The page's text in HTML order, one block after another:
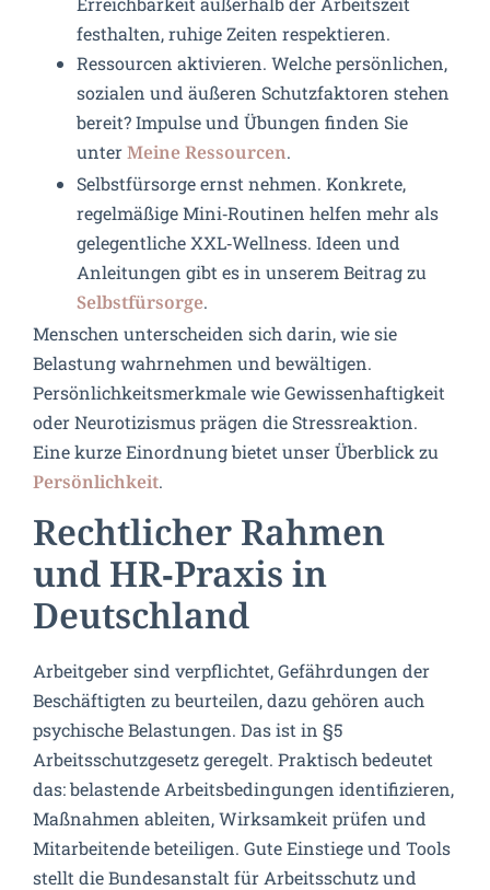
festhalten, ruhige Zeiten respektieren.
Ressourcen aktivieren. Welche persönlichen,
sozialen und äußeren Schutzfaktoren stehen
bereit? Impulse und Übungen finden Sie
unter Meine Ressourcen.
Selbstfürsorge ernst nehmen. Konkrete,
regelmäßige Mini‑Routinen helfen mehr als
gelegentliche XXL‑Wellness. Ideen und
Anleitungen gibt es in unserem Beitrag zu
Selbstfürsorge.
Menschen unterscheiden sich darin, wie sie
Belastung wahrnehmen und bewältigen.
Persönlichkeitsmerkmale wie Gewissenhaftigkeit
oder Neurotizismus prägen die Stressreaktion.
Eine kurze Einordnung bietet unser Überblick zu
Persönlichkeit.
Rechtlicher Rahmen
und HR‑Praxis in
Deutschland
Arbeitgeber sind verpflichtet, Gefährdungen der
Beschäftigten zu beurteilen, dazu gehören auch
psychische Belastungen. Das ist in §5
Arbeitsschutzgesetz geregelt. Praktisch bedeutet
das: belastende Arbeitsbedingungen identifizieren,
Maßnahmen ableiten, Wirksamkeit prüfen und
Mitarbeitende beteiligen. Gute Einstiege und Tools
stellt die Bundesanstalt für Arbeitsschutz und